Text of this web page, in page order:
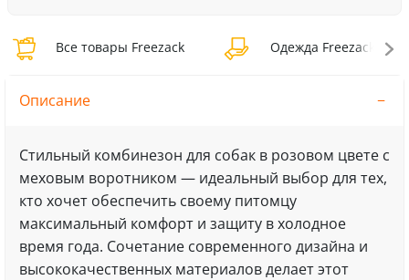
Все товары Freezack Одежда Freezack
Описание
Cтильный комбинезон для собак в розовом цвете с
меховым воротником — идеальный выбор для тех,
кто хочет обеспечить своему питомцу
максимальный комфорт и защиту в холодное
время года. Сочетание современного дизайна и
высококачественных материалов делает этот